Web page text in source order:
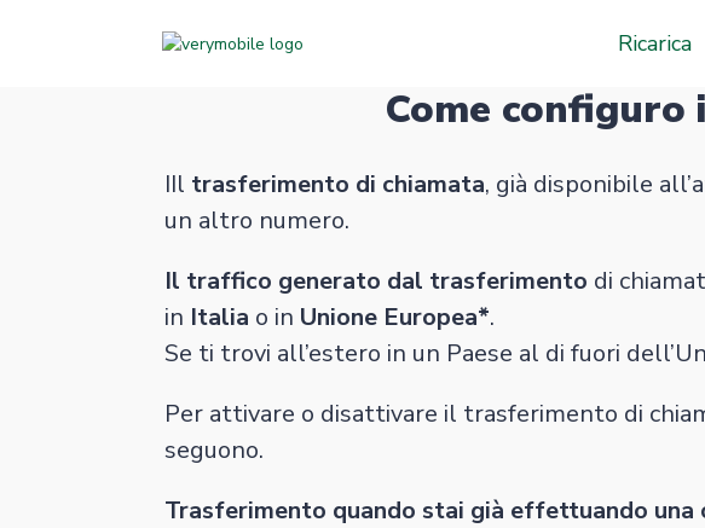
Ricarica
Come
IIl trasferimento di chiamata, già disponibile
un altro numero.
Il traffico generato dal trasferimento di
in Italia o in Unione Europea*.
Se ti trovi all’estero in un Paese al di fuori
Per attivare o disattivare il trasferimento di
seguono.
Trasferimento quando stai già effettuando una